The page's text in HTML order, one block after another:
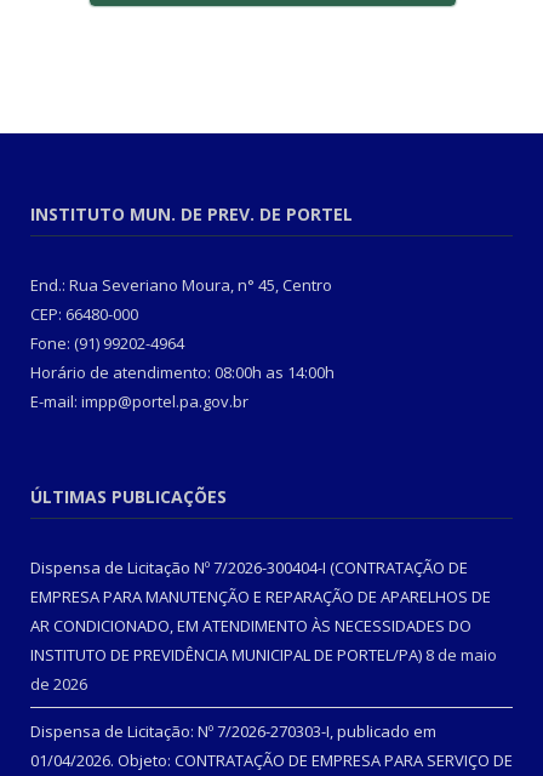
INSTITUTO MUN. DE PREV. DE PORTEL
End.: Rua Severiano Moura, n° 45, Centro
CEP: 66480-000
Fone: (91) 99202-4964
Horário de atendimento: 08:00h as 14:00h
E-mail: impp@portel.pa.gov.br
ÚLTIMAS PUBLICAÇÕES
Dispensa de Licitação Nº 7/2026-300404-I (CONTRATAÇÃO DE
EMPRESA PARA MANUTENÇÃO E REPARAÇÃO DE APARELHOS DE
AR CONDICIONADO, EM ATENDIMENTO ÀS NECESSIDADES DO
INSTITUTO DE PREVIDÊNCIA MUNICIPAL DE PORTEL/PA) 8 de maio
de 2026
Dispensa de Licitação: Nº 7/2026-270303-I, publicado em
01/04/2026. Objeto: CONTRATAÇÃO DE EMPRESA PARA SERVIÇO DE